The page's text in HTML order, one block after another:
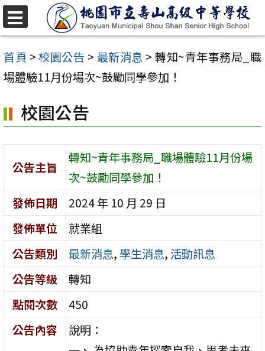
跳
至
主
要
容
區
首頁 >校園公告 > 最新消息 > 轉知~青年事務局_職
場體驗11月份場次~鼓勵同學參加！
校園公告
公告主旨
轉知~青年事務局_職場體驗11月份場
次~鼓勵同學參加！
發佈日期
2024 年 10 月 29 日
發佈單位
就業組
公告類別
最新消息, 學生消息, 活動訊息
公告等級
轉知
點閱次數
450
公告內容
說明：
選
單